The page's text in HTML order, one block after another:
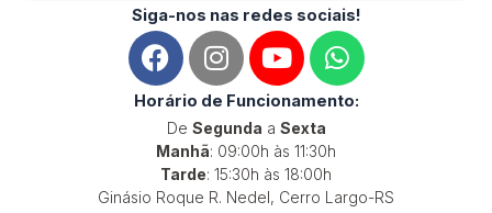
Siga-nos nas redes sociais!
F
a
c
e
b
o
I
n
s
t
a
g
Y
o
u
t
u
b
W
h
a
Horário de Funcionamento:
De Segunda a Sexta
Manhã: 09:00h às 11:30h
Tarde: 15:30h às 18:00h
Ginásio Roque R. Nedel, Cerro Largo-RS